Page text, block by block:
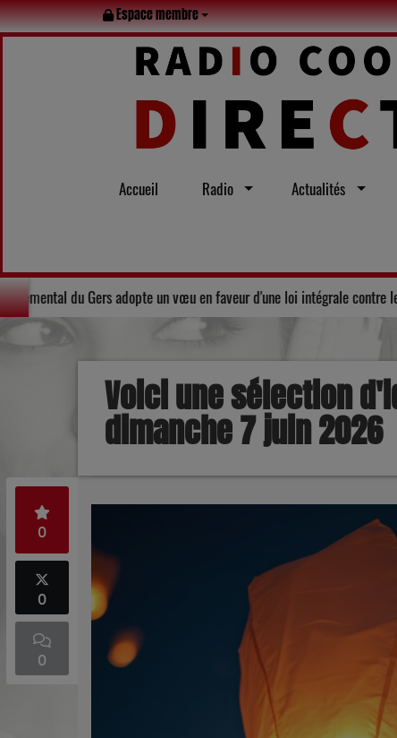
Espace membre
Accueil Radio Actualités
Solidarité : Le Conseil départemental du Gers adopte un
Voici une sélection
dimanche 7 juin 2026
0
0
0